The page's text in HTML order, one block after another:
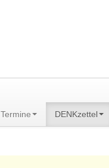
Termine DENKzettel